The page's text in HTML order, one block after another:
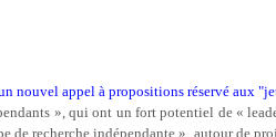
nouvel appel à propositions réservé aux
», qui ont un fort potentiel de «
recherche indépendante », autour de